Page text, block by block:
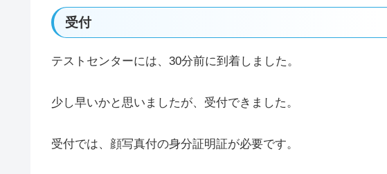
受付
テストセンターには、30分前に到着しました。
少し早いかと思いましたが、受付できました。
受付では、顔写真付の身分証明証が必要です。